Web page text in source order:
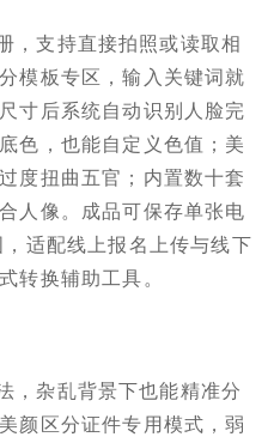
，支持直接拍照或读取相
模板专区，输入关键词就
寸后系统自动识别人脸完
色，也能自定义色值；美
度扭曲五官；内置数十套
人像。成品可保存单张电
适配线上报名上传与线下
转换辅助工具。
，杂乱背景下也能精准分
颜区分证件专用模式，弱